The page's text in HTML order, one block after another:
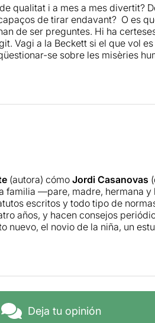
qualitat i a mes a mes divertit?
de tirar endavant? O es
de ser preguntes. Hi ha
Vagi a la Beckett si el que vol
se sobre les misèries
(autora) cómo Jordi Casanovas
familia —pare, madre, hermana
escritos y todo tipo de
años, y hacen consejos
nuevo, el novio de la niña, un
muy buena, a un ritmo
Deja tu opinión